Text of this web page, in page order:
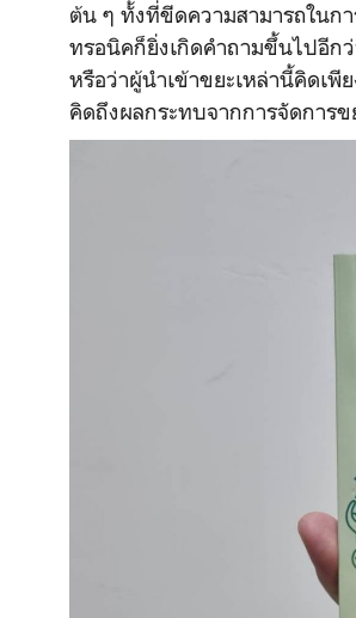
ต้น ๆ ทั้งที่ขีดความสามารถในกา
ทรอนิคก็ยิ่งเกิดคำถามขึ้นไปอีก
หรือว่าผู้นำเข้าขยะเหล่านี้คิดเพี
คิดถึงผลกระทบจากการจัดการ